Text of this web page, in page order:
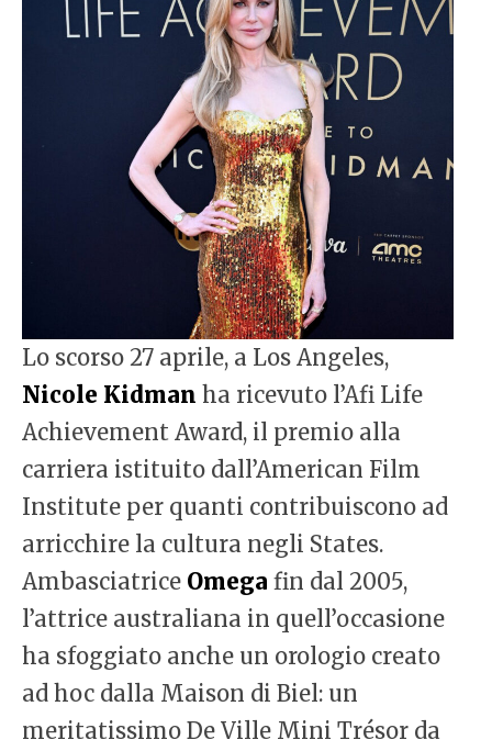
Lo scorso 27 aprile, a Los Angeles,
Nicole Kidman ha ricevuto l’Afi Life
Achievement Award, il premio alla
carriera istituito dall’American Film
Institute per quanti contribuiscono ad
arricchire la cultura negli States.
Ambasciatrice Omega fin dal 2005,
l’attrice australiana in quell’occasione
ha sfoggiato anche un orologio creato
ad hoc dalla Maison di Biel: un
meritatissimo De Ville Mini Trésor da